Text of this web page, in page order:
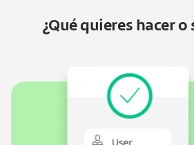
¿Qué quieres hacer o